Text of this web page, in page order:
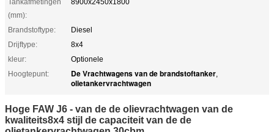
Tankafmetingen
(mm):
8900x2450x1800
Brandstoftype:
Diesel
Drijftype:
8x4
kleur:
Optionele
Hoogtepunt:
De Vrachtwagens van de brandstoftanker,
olietankervrachtwagen
Hoge FAW J6 - van de de olievrachtwagen van de
kwaliteits8x4 stijl de capaciteit van de de